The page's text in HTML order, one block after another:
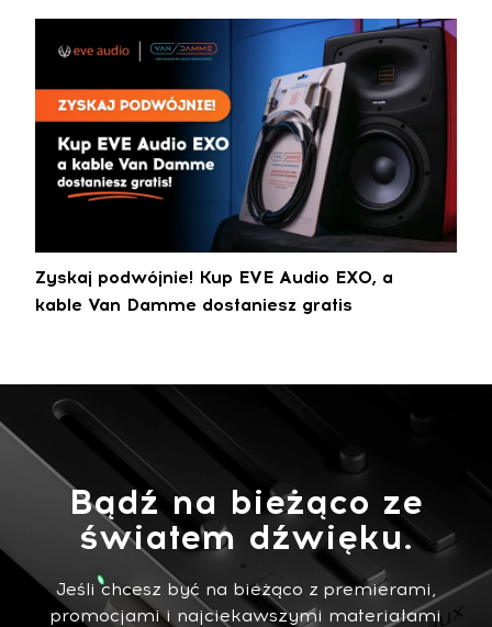
Zyskaj podwójnie! Kup EVE Audio EXO, a
kable Van Damme dostaniesz gratis
Bądź na bieżąco ze
światem dźwięku.
Jeśli chcesz być na bieżąco z premierami,
promocjami i najciekawszymi materiałami